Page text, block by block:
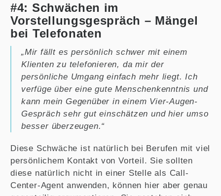
#4: Schwächen im
Vorstellungsgespräch – Mängel
bei Telefonaten
„Mir fällt es persönlich schwer mit einem
Klienten zu telefonieren, da mir der
persönliche Umgang einfach mehr liegt. Ich
verfüge über eine gute Menschenkenntnis und
kann mein Gegenüber in einem Vier-Augen-
Gespräch sehr gut einschätzen und hier umso
besser überzeugen.“
Diese Schwäche ist natürlich bei Berufen mit viel
persönlichem Kontakt von Vorteil. Sie sollten
diese natürlich nicht in einer Stelle als Call-
Center-Agent anwenden, können hier aber genau